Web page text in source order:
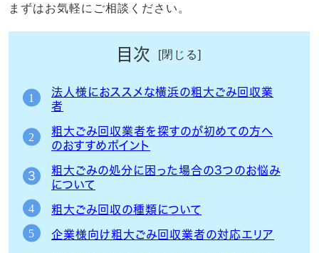
まずはお気軽にご相談ください。
目次
法人様におススメな横浜の粗大ごみ回収業
者
粗大ごみ回収業者を探すのが初めての方へ
のおすすめポイント
粗大ごみの処分に困った場合の3つのお悩み
について
粗大ごみ回収の種類について
企業様向け粗大ごみ回収業者の対応エリア